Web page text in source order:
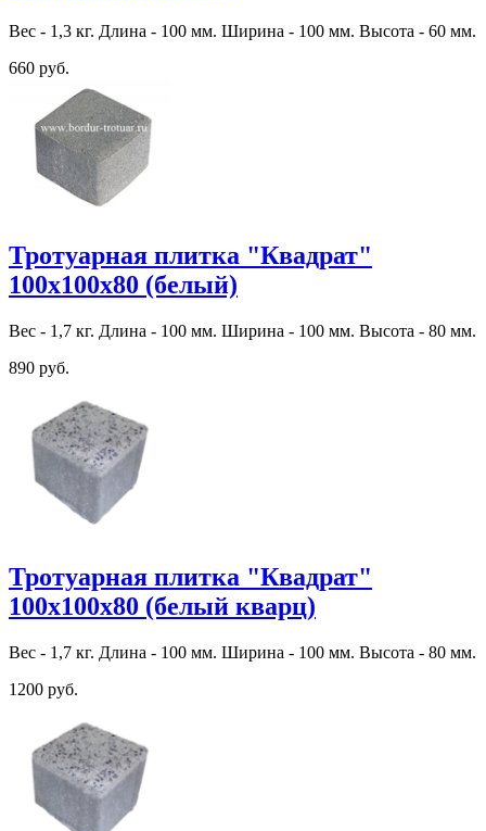
Вес - 1,3 кг. Длина - 100 мм. Ширина - 100 мм. Высота - 60 мм.
660 руб.
Тротуарная плитка "Квадрат"
100х100х80 (белый)
Вес - 1,7 кг. Длина - 100 мм. Ширина - 100 мм. Высота - 80 мм.
890 руб.
Тротуарная плитка "Квадрат"
100х100х80 (белый кварц)
Вес - 1,7 кг. Длина - 100 мм. Ширина - 100 мм. Высота - 80 мм.
1200 руб.